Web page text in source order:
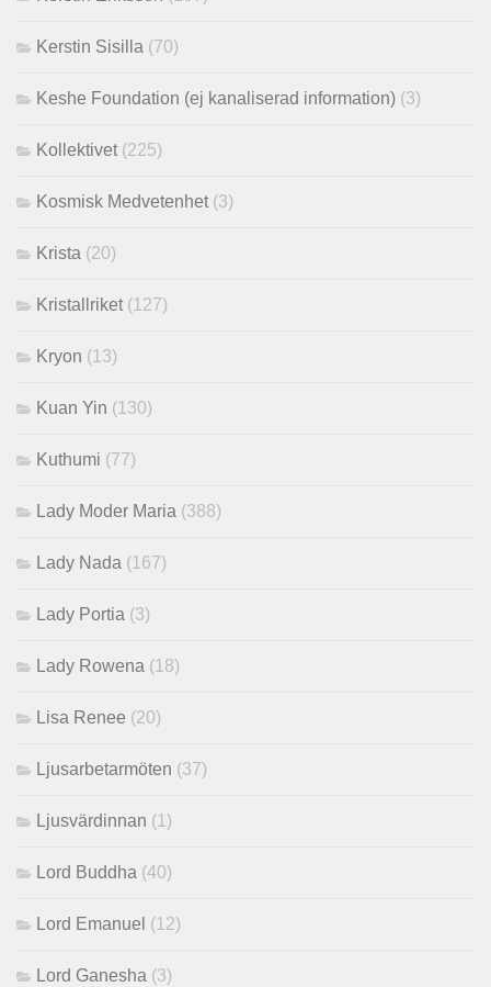
Kerstin Sisilla (70)
Keshe Foundation (ej kanaliserad information) (3)
Kollektivet (225)
Kosmisk Medvetenhet (3)
Krista (20)
Kristallriket (127)
Kryon (13)
Kuan Yin (130)
Kuthumi (77)
Lady Moder Maria (388)
Lady Nada (167)
Lady Portia (3)
Lady Rowena (18)
Lisa Renee (20)
Ljusarbetarmöten (37)
Ljusvärdinnan (1)
Lord Buddha (40)
Lord Emanuel (12)
Lord Ganesha (3)